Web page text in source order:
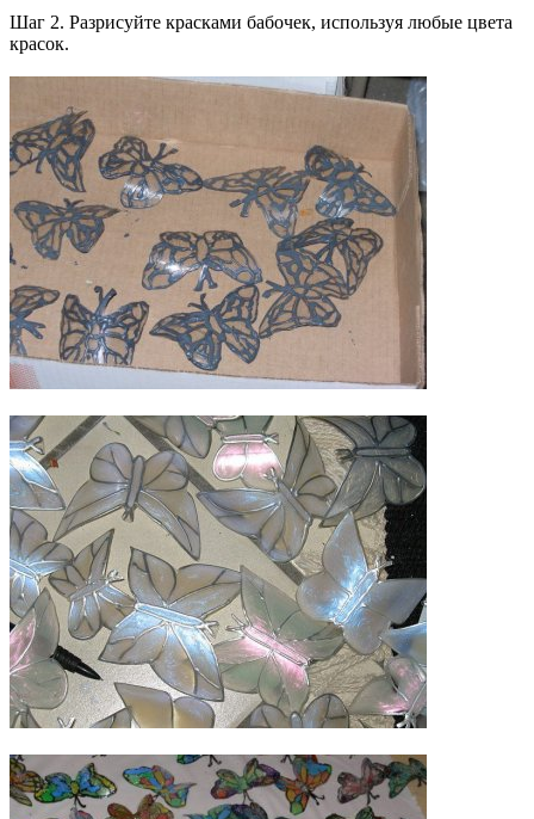
Шаг 2. Разрисуйте красками бабочек, используя любые цвета
красок.